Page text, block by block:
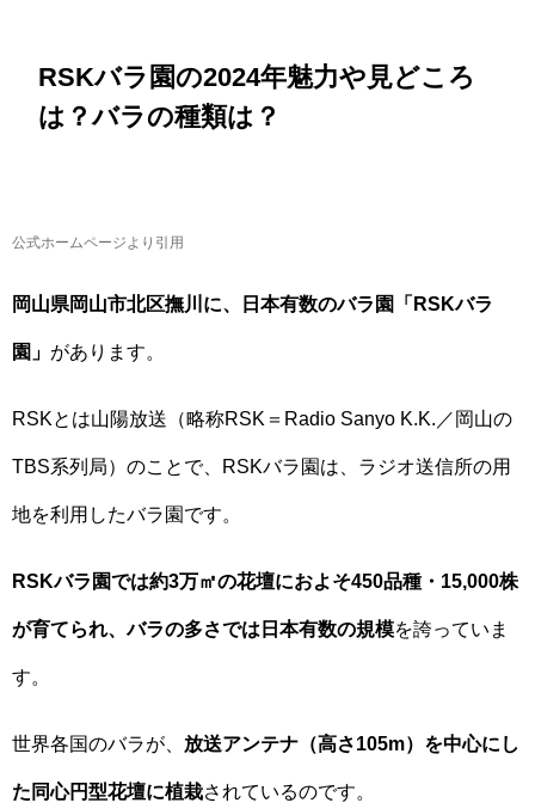
RSKバラ園の2024年魅力や見どころ
は？バラの種類は？
公式ホームページより引用
岡山県岡山市北区撫川に、日本有数のバラ園「RSKバラ
園」 があります。
RSKとは山陽放送（略称RSK＝Radio Sanyo K.K.／岡山の
TBS系列局）のことで、RSKバラ園は、ラジオ送信所の用
地を利用したバラ園です。
RSKバラ園では約3万㎡の花壇におよそ450品種・15,000株
が育てられ、バラの多さでは日本有数の規模を誇っていま
す。
世界各国のバラが、 放送アンテナ（高さ105m）を中心にし
た同心円型花壇に植栽されているのです。